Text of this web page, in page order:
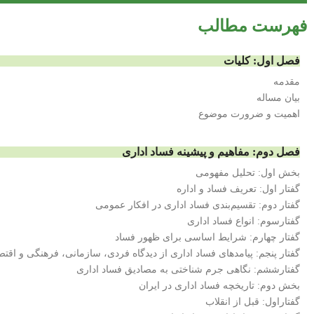
فهرست مطالب
فصل اول: کلیات
مقدمه
بیان مساله
اهمیت و ضرورت موضوع
فصل دوم: مفاهیم و پیشینه فساد اداری
بخش اول: تحلیل مفهومی
گفتار اول: تعریف فساد و اداره
گفتار دوم: تقسیم‌بندی فساد اداری در افکار عمومی
گفتارسوم: انواع فساد اداری
گفتار چهارم: شرایط اساسی برای ظهور فساد
گفتار پنجم: پیامدهای فساد اداری از دیدگاه فردی، سازمانی، فرهنگی و
گفتارششم: نگاهی جرم شناختی به مصادیق فساد اداری
بخش دوم: تاریخچه فساد اداری در ایران
گفتاراول: قبل از انقلاب